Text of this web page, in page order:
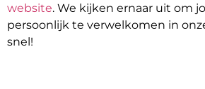
website. We kijken ernaar uit om
persoonlijk te verwelkomen in
snel!